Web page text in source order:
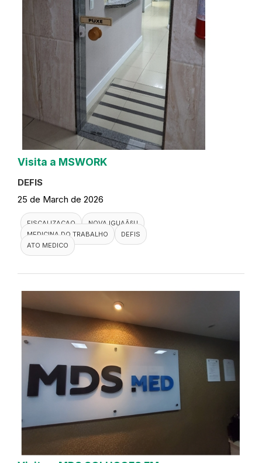
Visita a MSWORK
DEFIS
25 de March de 2026
FISCALIZACAO
NOVA IGUAÃ§U
MEDICINA DO TRABALHO
DEFIS
ATO MEDICO